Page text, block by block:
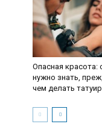
Опасная красота:
нужно знать,
чем делать